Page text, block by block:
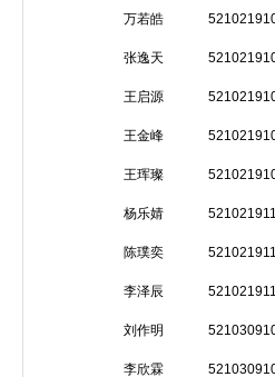
万若皓
张逸天
王启源
王金峰
王珲璨
杨乐婧
陈璞奕
李泽辰
刘作明
李欣霖